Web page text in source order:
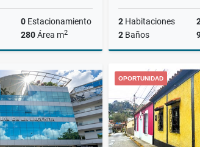
0 Estacionamiento
280Área m2
Alquiler
US$1,000
2 Habitaciones
2 Baños
OPORTUNIDAD